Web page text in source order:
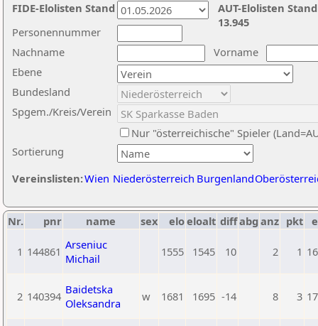
Nachname
Vorname
Ebene
Sortierung
Personennummer
Bundesland
Spgem./Kreis/Verein
Nur "österreichische" Spieler
Vereinslisten:Wien Niederösterreich Burgenland
AUT-Elolisten
13.945
FIDE-Elolisten Stand
Nr. pnr name sex eloeloalt diffabg anz pkt
1 144861 Arseniuc
Michail
1555 1545 10 2 1
2 140394 Baidetska
Oleksandra
w 1681 1695 -14 8 3